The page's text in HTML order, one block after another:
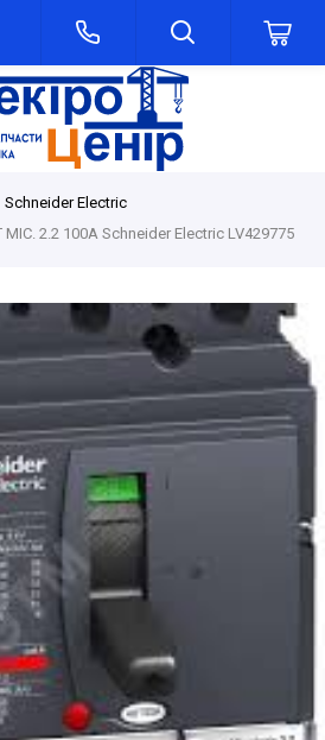
Schneider Electric
2.2 100A Schneider Electric LV429775